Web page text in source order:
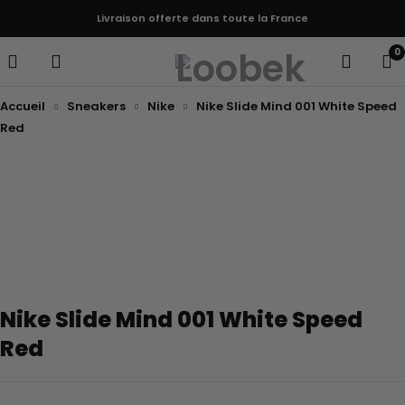
Livraison offerte dans toute la France
0
Accueil Sneakers Nike
Nike Slide Mind 001 White Speed
Red
Nike Slide Mind 001 White Speed
Red